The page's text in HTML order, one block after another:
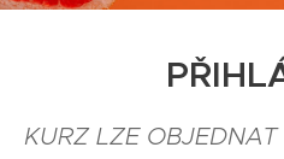
KURZ LZE